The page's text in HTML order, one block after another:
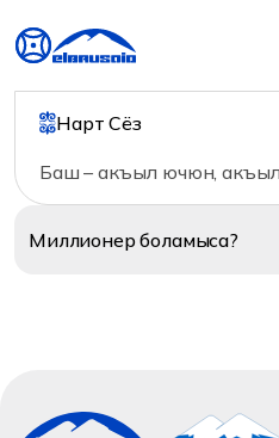
Нарт Сёз
Баш – акъыл ючюн,
Миллионерболамыса?